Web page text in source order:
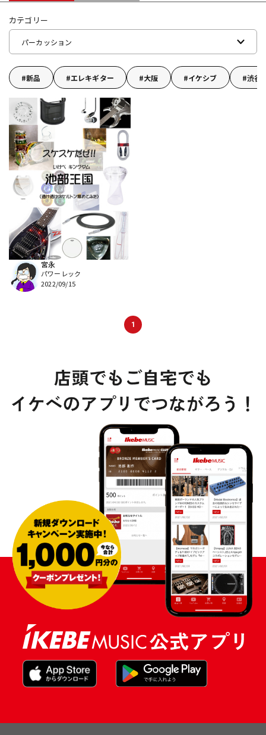
管楽器 その他楽器
アンプ
DJ機器
DTM オンライン納品
配信/ライブ機器
中古
カテゴリー
パーカッション
新品 エレキギター 大阪 イケシブ 渋谷
宮永
パワーレック
2022/09/15
1